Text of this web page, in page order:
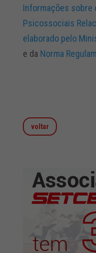
Informações sobre
Psicossociais
elaborado pelo
e da Norma
voltar